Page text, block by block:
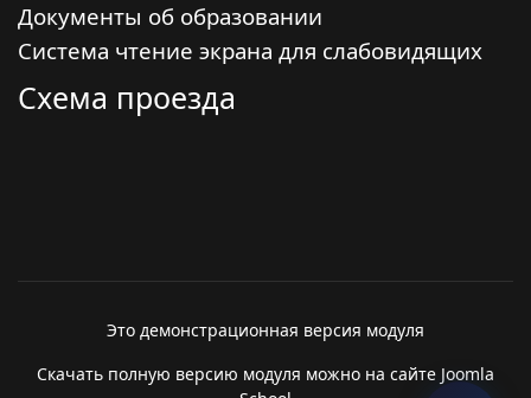
Документы об образовании
Система чтение экрана для слабовидящих
Схема проезда
Это демонстрационная версия модуля
Скачать полную версию модуля можно на сайте Joomla